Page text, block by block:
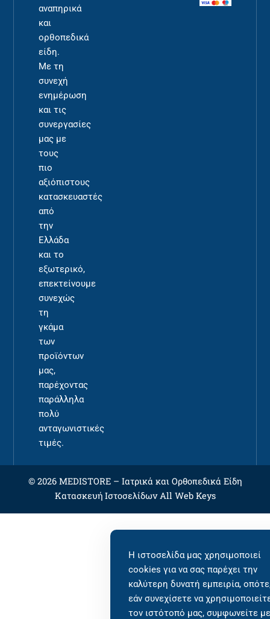
αναπηρικά
και
ορθοπεδικά
είδη.
Με τη
συνεχή
ενημέρωση
και τις
συνεργασίες
μας με
τους
πιο
αξιόπιστους
κατασκευαστές
από
την
Ελλάδα
και το
εξωτερικό,
επεκτείνουμε
συνεχώς
τη
γκάμα
των
προϊόντων
μας,
παρέχοντας
παράλληλα
πολύ
ανταγωνιστικές
τιμές.
© 2026 MEDISTORE – Ιατρικά και Ορθοπεδικά Είδη
Κατασκευή ΙστοσελίδωνAll Web Keys
Η ιστοσελίδα μας χρησιμοποιεί
cookies για να σας παρέχει την
καλύτερη δυνατή εμπειρία,
εάν συνεχίσετε να
τον ιστότοπό μας, συμφωνείτε με